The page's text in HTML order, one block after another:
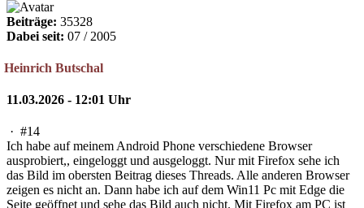
Beiträge: 35328
Dabei seit: 07 / 2005
Heinrich Butschal
11.03.2026 - 12:01 Uhr
· #14
Ich habe auf meinem Android Phone verschiedene Browser
ausprobiert,, eingeloggt und ausgeloggt. Nur mit Firefox sehe ich
das Bild im obersten Beitrag dieses Threads. Alle anderen Browser
zeigen es nicht an. Dann habe ich auf dem Win11 Pc mit Edge die
Seite geöffnet und sehe das Bild auch nicht. Mit Firefox am PC ist